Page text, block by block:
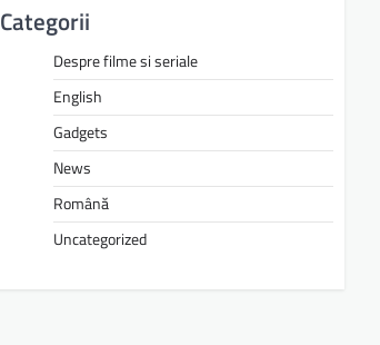
Categorii
Despre filme si seriale
English
Gadgets
News
Română
Uncategorized